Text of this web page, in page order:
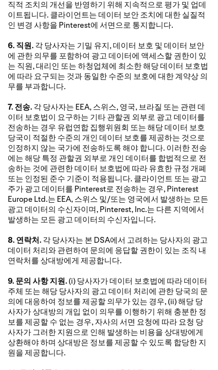
직적 조치의 개선을 반영하기 위해 지속적으로 평가 및 업데
이트됩니다. 클라이언트는 데이터 보안 조치에 대한 실질적
인 변경 사항을 Pinterest에 서면으로 통지합니다.
6. 직원. 각 당사자는 기밀 유지, 데이터 보호 및 데이터 보안
에 관한 의무를 포함하여 광고 데이터에 액세스할 권한이 있
는 직원, 대리인 또는 하청업체에 최소한 해당 데이터 보호법
에 따라 요구되는 것과 동일한 수준의 보호에 대한 계약상 의
무를 부과합니다.
7. 전송. 각 당사자는 EEA, 스위스, 영국, 브라질 또는 관련 데
이터 보호법이 요구하는 기타 관할권 외부로 광고 데이터를
전송하는 경우 유럽연합 집행위원회 또는 해당 데이터 보호
당국이 적절한 수준의 개인 데이터 보호를 제공하는 것으로
인정하지 않는 국가에 전송하도록 해야 합니다. 이러한 전송
에는 해당 특정 관할권 외부로 개인 데이터를 합법적으로 전
송하는 것에 관련한 데이터 보호법에 따라 유효한 규정 개폐
또는 인정된 준수 기준이 적용됩니다. 클라이언트 또는 광고
주가 광고 데이터를 Pinterest로 전송하는 경우, Pinterest
Europe Ltd.는 EEA, 스위스 및/또는 영국에서 발생하는 모든
광고 데이터의 수신자이며, Pinterest, Inc.는 다른 지역에서
발생하는 모든 광고 데이터의 수신자입니다.
8. 연락처. 각 당사자는 본 DSA에서 고려하는 당사자의 광고
데이터 처리와 관련하여 문의에 응답할 권한이 있는 조직 내
연락처를 상대방에게 제공합니다.
9. 문의 사항 지원.(i) 당사자가 데이터 보호법에 따라 데이터
주체 또는 해당 당사자의 광고 데이터 처리에 관한 당국의 문
의에 대응하여 정보를 제공할 의무가 있는 경우, (ii) 해당 당
사자가 상대방의 개입 없이 의무를 이행하기 위해 충분한 정
보를 제공할 수 없는 경우, 자사의 서면 요청에 따라 요청 당
사자가 그러한 지원으로 인해 발생하는 비용을 상대방에게
상환해야 하며 상대방은 정보를 제공할 수 있도록 합당한 지
원을 제공합니다.